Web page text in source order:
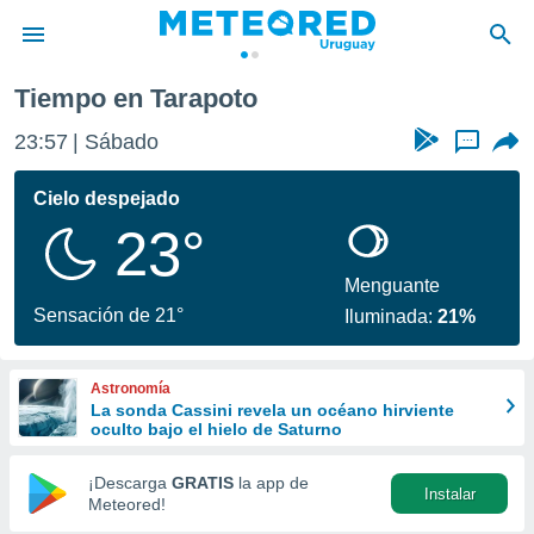
de
ha
calidad.
a este
las
y
forma
digital
basada
Tiempo en Tarapoto
23:57 Sábado ...
Cielo despejado
23°
Sensación de 21°
Menguante
Iluminada:21%
Astronomía
La sonda Cassini revela un océano hirviente
oculto bajo el hielo de Saturno
¡Descarga GRATIS la app de
Meteored!
Instalar